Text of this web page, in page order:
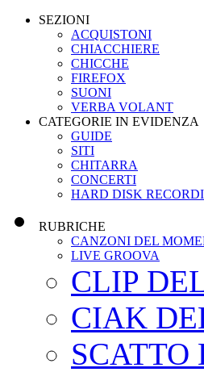
SEZIONI
ACQUISTONI
CHIACCHIERE
CHICCHE
FIREFOX
SUONI
VERBA VOLANT
CATEGORIE IN EVIDENZA
GUIDE
SITI
CHITARRA
CONCERTI
HARD DISK
RUBRICHE
CANZONI DEL
LIVE GROOVA
CLIP
CIAK